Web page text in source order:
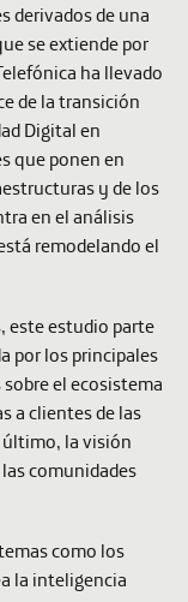
derivados de una
se extiende por
ha llevado
de la transición
Digital en
que ponen en
y de los
en el análisis
remodelando el
este estudio parte
por los principales
el ecosistema
a clientes de las
último, la visión
comunidades
como los
la inteligencia